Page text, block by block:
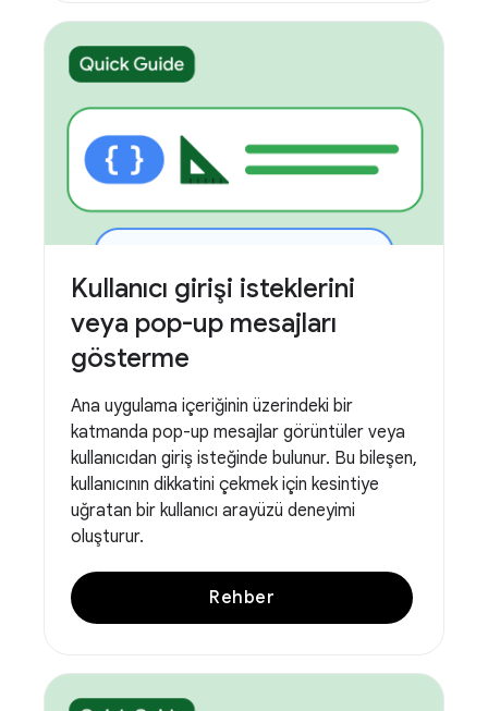
Kullanıcı girişi isteklerini
veya pop-up mesajları
gösterme
Ana uygulama içeriğinin üzerindeki bir
katmanda pop-up mesajlar görüntüler veya
kullanıcıdan giriş isteğinde bulunur. Bu bileşen,
kullanıcının dikkatini çekmek için kesintiye
uğratan bir kullanıcı arayüzü deneyimi
oluşturur.
Rehber